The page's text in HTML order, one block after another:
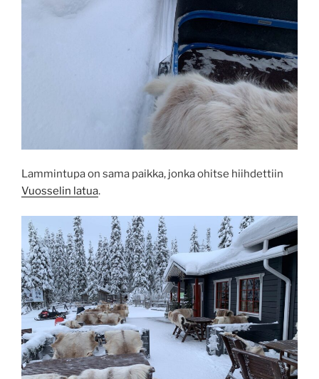
Lammintupa on sama paikka, jonka ohitse hiihdettiin
Vuosselin latua.